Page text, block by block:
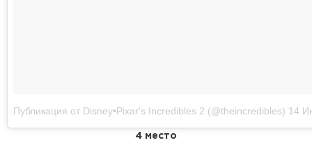
Публикация от Disney•Pixar's Incredibles 2 (@theincredibles) 14
4 место